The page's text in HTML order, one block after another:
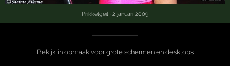
Prikkelgeil · 2 januari 2009
Bekijk in opmaak voor grote schermen en desktops